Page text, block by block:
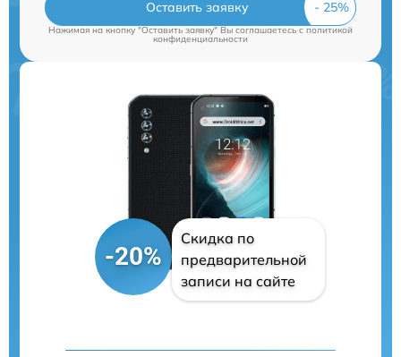
Оставить заявку
Нажимая на кнопку "Оставить заявку" Вы соглашаетесь cполитикой
конфиденциальности
-20%
Скидка по
предварительной
записи на сайте